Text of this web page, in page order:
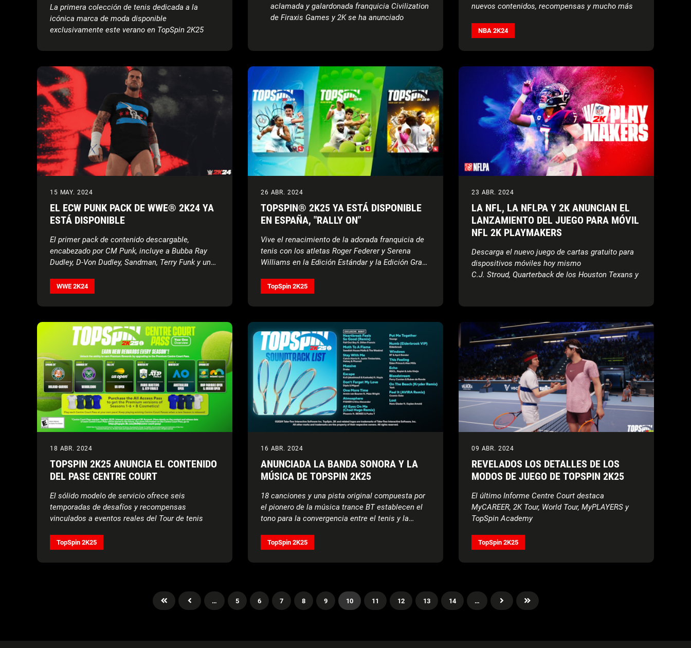
La primera colección de tenis dedicada a la
icónica marca de moda disponible
exclusivamente este verano en TopSpin 2K25
aclamada y galardonada franquicia Civilization
de Firaxis Games y 2K se ha anunciado
jugabilidad en agosto
nuevos contenidos, recompensas y mucho más
NBA 2K24
15 MAY. 2024
EL ECW PUNK PACK DE WWE® 2K24 YA
ESTÁ DISPONIBLE
El primer pack de contenido descargable,
encabezado por CM Punk, incluye a Bubba Ray
Dudley, D-Von Dudley, Sandman, Terry Funk y una
WWE 2K24
26 ABR. 2024
TOPSPIN® 2K25 YA ESTÁ DISPONIBLE
EN ESPAÑA, "RALLY ON"
Vive el renacimiento de la adorada franquicia de
tenis con los atletas Roger Federer y Serena
Williams en la Edición Estándar y la Edición Grand
Francis Tiafoe en la Edición Deluxe, junto con una
jugabilidad que proporciona una sensación real
de tenis, los cuatro torneos de Grand Slam® y
TopSpin 2K25
23 ABR. 2024
LA NFL, LA NFLPA Y 2K ANUNCIAN EL
LANZAMIENTO DEL JUEGO PARA MÓVIL
NFL 2K PLAYMAKERS
Descarga el nuevo juego de cartas gratuito para
dispositivos móviles hoy mismo
C.J. Stroud, Quarterback de los Houston Texans y
2K Playmakers
18 ABR. 2024
TOPSPIN 2K25 ANUNCIA EL CONTENIDO
DEL PASE CENTRE COURT
El sólido modelo de servicio ofrece seis
temporadas de desafíos y recompensas
vinculados a eventos reales del Tour de tenis
TopSpin 2K25
16 ABR. 2024
ANUNCIADA LA BANDA SONORA Y LA
MÚSICA DE TOPSPIN 2K25
18 canciones y una pista original compuesta por
el pionero de la música trance BT establecen el
tono para la convergencia entre el tenis y la
TopSpin 2K25
09 ABR. 2024
REVELADOS LOS DETALLES DE LOS
MODOS DE JUEGO DE TOPSPIN 2K25
El último Informe Centre Court destaca
MyCAREER, 2K Tour, World Tour, MyPLAYERS y
TopSpin Academy
TopSpin 2K25
… 5 6 7 8 9 10 11 12 13 14 …